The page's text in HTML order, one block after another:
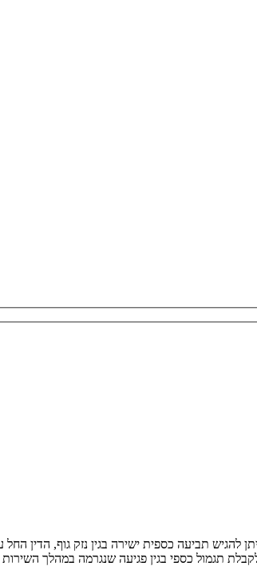
תביעה כספית ישירה בגין נזק גוף, הדין
תגמול כספי בגין פגיעה שנגרמה במהלך